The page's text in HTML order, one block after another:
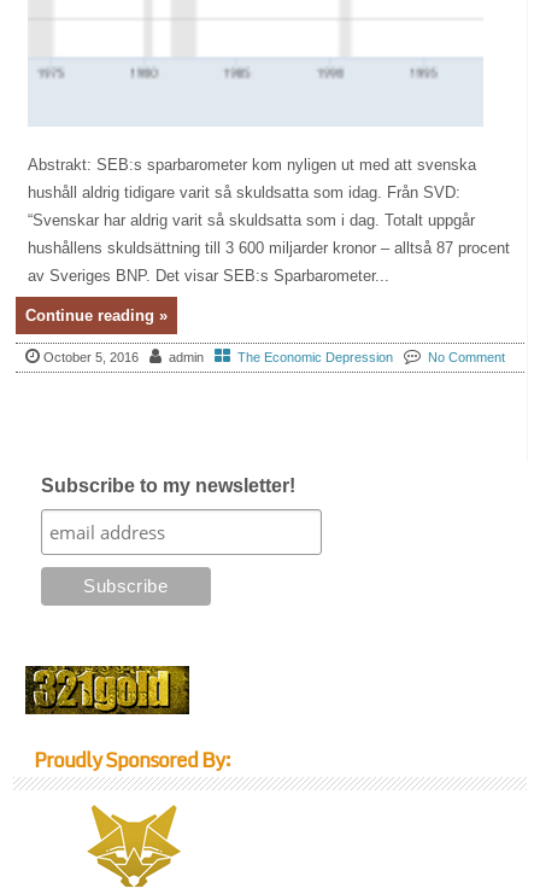
Abstrakt: SEB:s sparbarometer kom nyligen ut med att svenska
hushåll aldrig tidigare varit så skuldsatta som idag. Från SVD:
“Svenskar har aldrig varit så skuldsatta som i dag. Totalt uppgår
hushållens skuldsättning till 3 600 miljarder kronor – alltså 87 procent
av Sveriges BNP. Det visar SEB:s Sparbarometer...
Continue reading »
October 5, 2016 admin The Economic Depression No Comment
Subscribe to my newsletter!
Proudly Sponsored By: